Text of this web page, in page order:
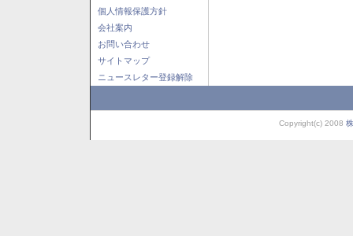
個人情報保護方針
会社案内
お問い合わせ
サイトマップ
ニュースレター登録解除
Copyright(c) 2008